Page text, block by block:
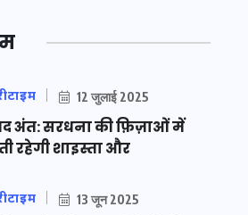
12 जुलाई 2025
अंत: सरधना की फ़िज़ाओं में
रहेगी शाइस्ता और
13 जून 2025